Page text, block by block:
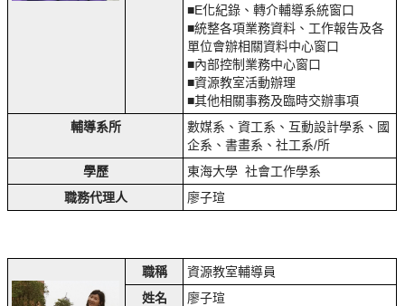
■E化紀錄、轉介輔導系統窗口
■統整各項業務資料、工作報告及各
單位會辦相關資料中心窗口
■內部控制業務中心窗口
■資源教室活動辦理
■其他相關事務及臨時交辦事項
輔導系所
數媒系、資工系、互動設計學系、國
企系、書畫系、社工系/所
學歷
東海大學 社會工作學系
職務代理人
廖子瑄
職稱
資源教室輔導員
姓名
廖子瑄